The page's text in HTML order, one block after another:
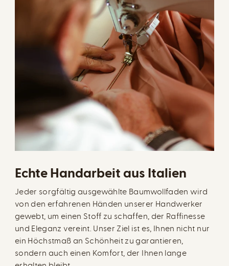
Echte Handarbeit aus Italien
Jeder sorgfältig ausgewählte Baumwollfaden wird
von den erfahrenen Händen unserer Handwerker
gewebt, um einen Stoff zu schaffen, der Raffinesse
und Eleganz vereint. Unser Ziel ist es, Ihnen nicht nur
ein Höchstmaß an Schönheit zu garantieren,
sondern auch einen Komfort, der Ihnen lange